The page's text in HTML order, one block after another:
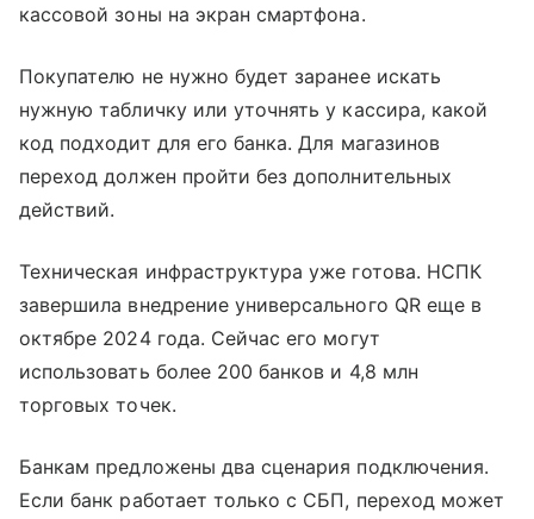
кассовой зоны на экран смартфона.
Покупателю не нужно будет заранее искать
нужную табличку или уточнять у кассира, какой
код подходит для его банка. Для магазинов
переход должен пройти без дополнительных
действий.
Техническая инфраструктура уже готова. НСПК
завершила внедрение универсального QR еще в
октябре 2024 года. Сейчас его могут
использовать более 200 банков и 4,8 млн
торговых точек.
Банкам предложены два сценария подключения.
Если банк работает только с СБП, переход может